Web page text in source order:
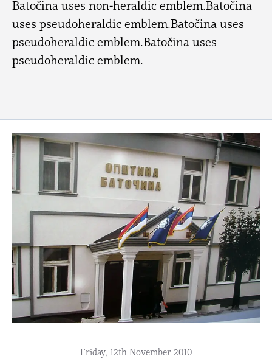
Batočina uses non-heraldic emblem.Batočina
uses pseudoheraldic emblem.Batočina uses
pseudoheraldic emblem.Batočina uses
pseudoheraldic emblem.
Friday, 12th November 2010